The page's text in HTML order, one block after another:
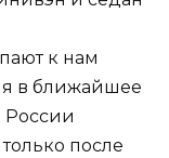
к нам
в ближайшее
России
после